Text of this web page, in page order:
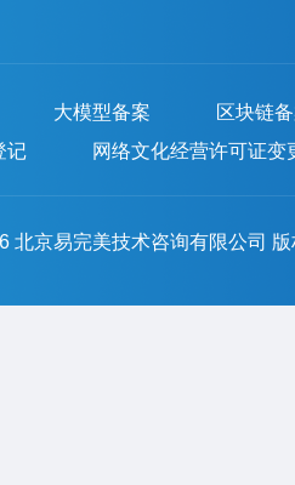
大模型备案
区块链
记
网络文化经营许可证变
北京易完美技术咨询有限公司 版